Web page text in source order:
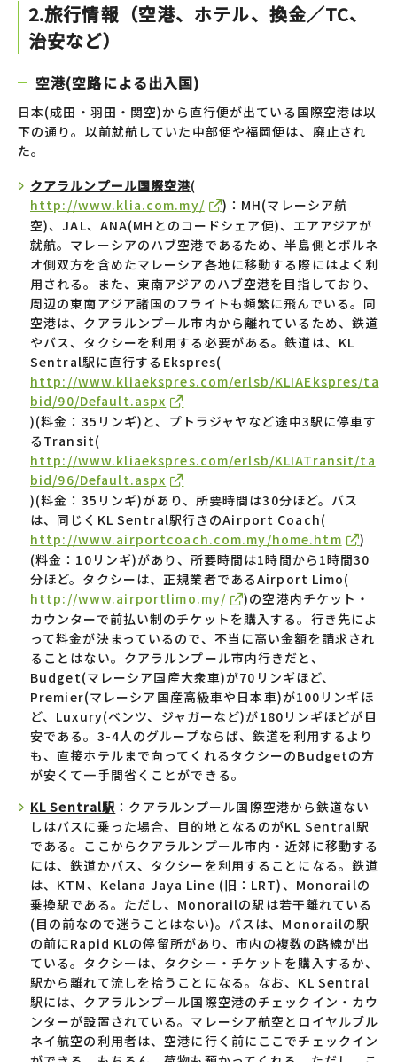
2.旅行情報（空港、ホテル、換金／TC、
治安など）
空港(空路による出入国)
日本(成田・羽田・関空)から直行便が出ている国際空港は以
下の通り。以前就航していた中部便や福岡便は、廃止され
た。
クアラルンプール国際空港(
http://www.klia.com.my/
)：MH(マレーシア航
空)、JAL、ANA(MHとのコードシェア便)、エアアジアが
就航。マレーシアのハブ空港であるため、半島側とボルネ
オ側双方を含めたマレーシア各地に移動する際にはよく利
用される。また、東南アジアのハブ空港を目指しており、
周辺の東南アジア諸国のフライトも頻繁に飛んでいる。同
空港は、クアラルンプール市内から離れているため、鉄道
やバス、タクシーを利用する必要がある。鉄道は、KL
Sentral駅に直行するEkspres(
http://www.kliaekspres.com/erlsb/KLIAEkspres/ta
bid/90/Default.aspx
)(料金：35リンギ)と、プトラジャヤなど途中3駅に停車す
るTransit(
http://www.kliaekspres.com/erlsb/KLIATransit/ta
bid/96/Default.aspx
)(料金：35リンギ)があり、所要時間は30分ほど。バス
は、同じくKL Sentral駅行きのAirport Coach(
http://www.airportcoach.com.my/home.htm
)
(料金：10リンギ)があり、所要時間は1時間から1時間30
分ほど。タクシーは、正規業者であるAirport Limo(
http://www.airportlimo.my/
)の空港内チケット・
カウンターで前払い制のチケットを購入する。行き先によ
って料金が決まっているので、不当に高い金額を請求され
ることはない。クアラルンプール市内行きだと、
Budget(マレーシア国産大衆車)が70リンギほど、
Premier(マレーシア国産高級車や日本車)が100リンギほ
ど、Luxury(ベンツ、ジャガーなど)が180リンギほどが目
安である。3-4人のグループならば、鉄道を利用するより
も、直接ホテルまで向ってくれるタクシーのBudgetの方
が安くて一手間省くことができる。
KL Sentral駅 ：クアラルンプール国際空港から鉄道ない
しはバスに乗った場合、目的地となるのがKL Sentral駅
である。ここからクアラルンプール市内・近郊に移動する
には、鉄道かバス、タクシーを利用することになる。鉄道
は、KTM、Kelana Jaya Line (旧：LRT)、Monorailの
乗換駅である。ただし、Monorailの駅は若干離れている
(目の前なので迷うことはない)。バスは、Monorailの駅
の前にRapid KLの停留所があり、市内の複数の路線が出
ている。タクシーは、タクシー・チケットを購入するか、
駅から離れて流しを拾うことになる。なお、KL Sentral
駅には、クアラルンプール国際空港のチェックイン・カウ
ンターが設置されている。マレーシア航空とロイヤルブル
ネイ航空の利用者は、空港に行く前にここでチェックイン